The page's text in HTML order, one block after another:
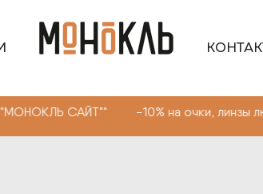
на очки, линзы